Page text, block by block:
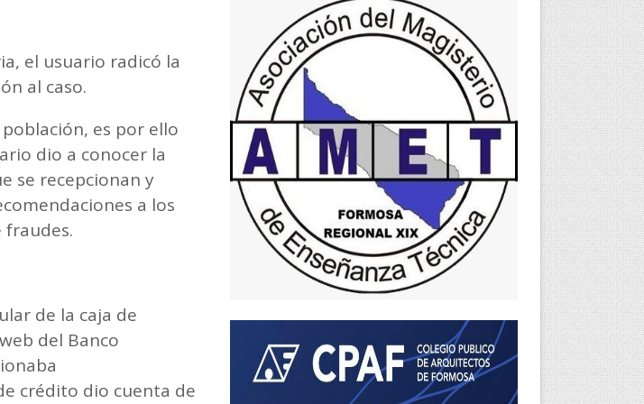
el usuario radicó la
al caso.
es por ello
dio a conocer la
se recepcionan y
a los
fraudes.
de la caja de
del Banco
crédito dio cuenta de